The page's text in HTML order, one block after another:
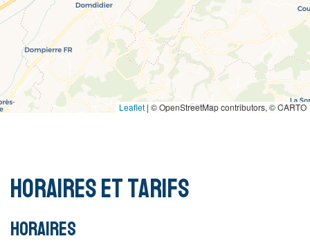
Leaflet | © OpenStreetMap contributors, © CARTO
Horaires et tarifs
Horaires